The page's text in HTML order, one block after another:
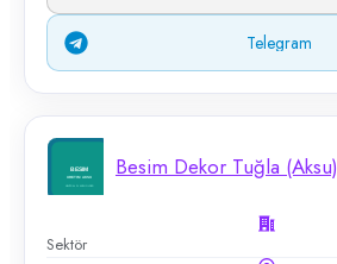
Telegram
Besim Dekor Tuğla (Aksu)
Sektör